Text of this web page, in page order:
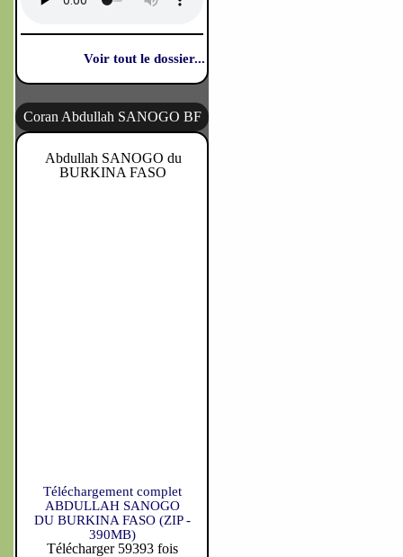
Voir tout le dossier...
Coran Abdullah SANOGO BF
Abdullah SANOGO du
BURKINA FASO
Téléchargement complet
ABDULLAH SANOGO
DU BURKINA FASO (ZIP -
390MB)
Télécharger 59393 fois